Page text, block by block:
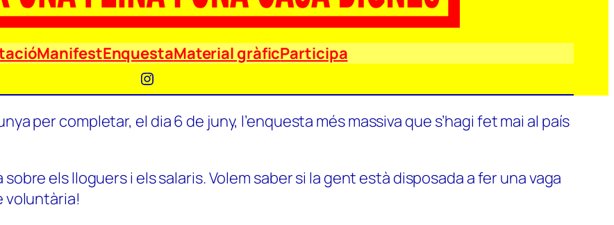
ManifestEnquestaMaterial gràficParticipa
Instagram
per completar, el dia 6 de juny, l’enquesta més massiva que s’hagi fet mai al país
els lloguers i els salaris. Volem saber si la gent està disposada a fer una vaga
voluntària!